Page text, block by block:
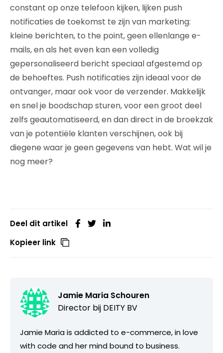
constant op onze telefoon kijken, lijken push
notificaties de toekomst te zijn van marketing:
kleine berichten, to the point, geen ellenlange e-
mails, en als het even kan een volledig
gepersonaliseerd bericht speciaal afgestemd op
de behoeftes. Push notificaties zijn ideaal voor de
ontvanger, maar ook voor de verzender. Makkelijk
en snel je boodschap sturen, voor een groot deel
zelfs geautomatiseerd, en dan direct in de broekzak
van je potentiële klanten verschijnen, ook bij
diegene waar je geen gegevens van hebt. Wat wil je
nog meer?
Deel dit artikel
Kopieer link
Jamie Maria Schouren
Director bij DEITY BV
Jamie Maria is addicted to e-commerce, in love
with code and her mind bound to business.